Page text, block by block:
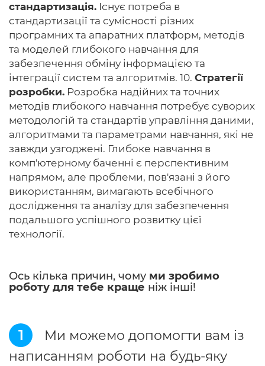
стандартизація. Існує потреба в
стандартизації та сумісності різних
програмних та апаратних платформ, методів
та моделей глибокого навчання для
забезпечення обміну інформацією та
інтеграції систем та алгоритмів. 10. Стратегії
розробки. Розробка надійних та точних
методів глибокого навчання потребує суворих
методологій та стандартів управління даними,
алгоритмами та параметрами навчання, які не
завжди узгоджені. Глибоке навчання в
комп'ютерному баченні є перспективним
напрямом, але проблеми, пов'язані з його
використанням, вимагають всебічного
дослідження та аналізу для забезпечення
подальшого успішного розвитку цієї
технології.
Ось кілька причин, чому ми зробимо
роботу для тебе краще ніж інші!
1
Ми можемо допомогти вам із
написанням роботи на будь-яку